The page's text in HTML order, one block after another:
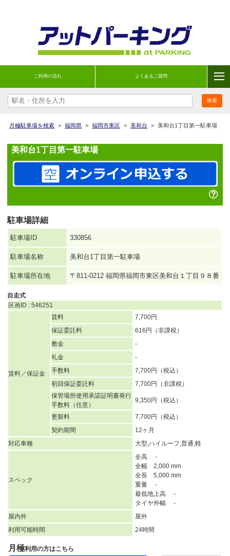
ご利用の流れ よくあるご質問
月極駐車場を検索 > 福岡県 > 福岡市東区 > 美和台 > 美和台1丁目第一駐車場
美和台1丁目第一駐車場
駐車場詳細
駐車場ID 330856
駐車場名称 美和台1丁目第一駐車場
駐車場所在地 〒811-0212 福岡県福岡市東区美和台１丁目９８番
自走式
区画ID : 546251
賃料／保証金
賃料
7,700円
保証委託料
616円（非課税）
敷金
-
礼金
-
手数料
7,700円（税込）
初回保証委託料
7,700円（非課税）
保管場所使用承諾証明書発行
手数料（任意）
9,350円（税込）
更新料
7,700円（税込）
契約期間
12ヶ月
対応車種
大型,ハイルーフ,普通,軽
スペック
全高 -
全幅 2,000 mm
全長 5,000 mm
重量 -
最低地上高 -
タイヤ外幅 -
屋内外
屋外
利用可能時間
24時間
月極利用の方はこちら